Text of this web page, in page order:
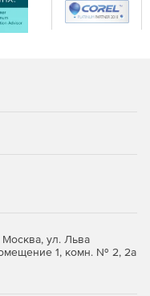
Любой сбой в
и
для
и мониторинга
ул. Льва
1, комн. № 2, 2а